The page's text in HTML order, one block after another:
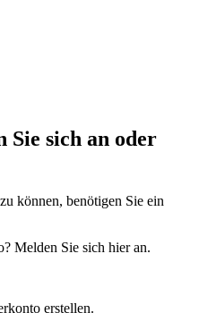
sich an oder
können, benötigen Sie ein
Melden Sie sich hier an.
erstellen.